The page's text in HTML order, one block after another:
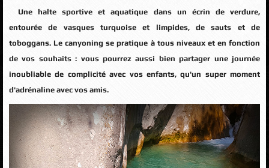
Une halte sportive et aquatique dans un écrin de verdure,
entourée de vasques turquoise et limpides, de sauts et de
toboggans. Le canyoning se pratique à tous niveaux et en fonction
de vos souhaits : vous pourrez aussi bien partager une journée
inoubliable de complicité avec vos enfants, qu'un super moment
d'adrénaline avec vos amis.